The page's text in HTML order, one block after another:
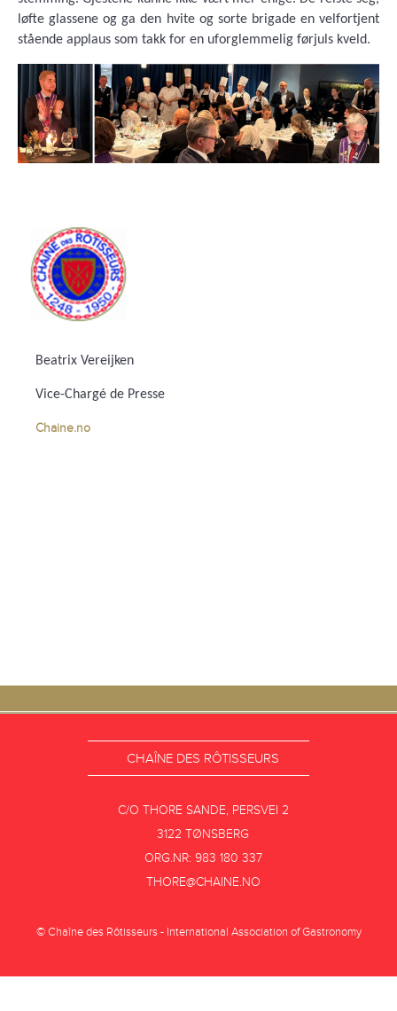
løfte glassene og ga den hvite og sorte brigade en velfortjent
stående applaus som takk for en uforglemmelig førjuls kveld.
Beatrix Vereijken
Vice-Chargé de Presse
Chaine.no
CHAÎNE DES RÔTISSEURS
C/O THORE SANDE, PERSVEI 2
3122 TØNSBERG
ORG.NR: 983 180 337
THORE@CHAINE.NO
© Chaîne des Rôtisseurs - International Association of Gastronomy